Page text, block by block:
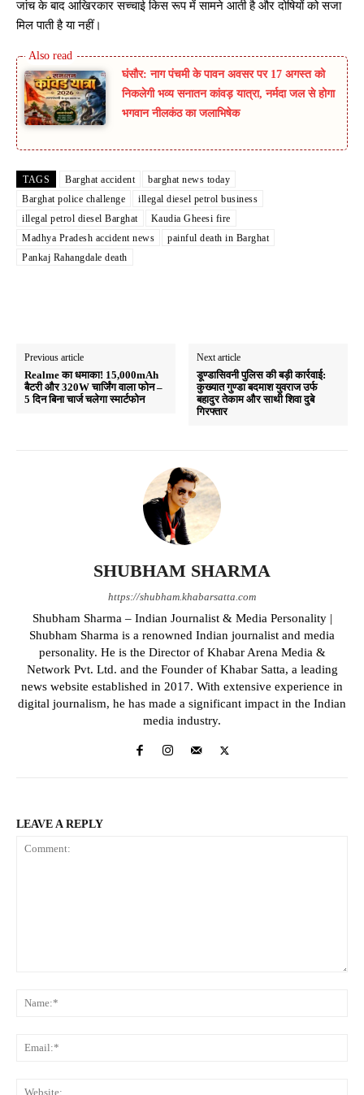
जांच के बाद आखिरकार सच्चाई किस रूप में सामने आती है और दोषियों को सजा
मिल पाती है या नहीं।
घंसौर: नाग पंचमी के पावन अवसर पर 17 अगस्त को
निकलेगी भव्य सनातन कांवड़ यात्रा, नर्मदा जल से होगा
भगवान नीलकंठ का जलाभिषेक
TAGS Barghat accident
barghat news today
Barghat police challenge
illegal diesel petrol business
illegal petrol diesel Barghat
Kaudia Gheesi fire
Madhya Pradesh accident news
painful death in Barghat
Pankaj Rahangdale death
Previous article
Realme का धमाका! 15,000mAh
बैटरी और 320W चार्जिंग वाला फोन –
5 दिन बिना चार्ज चलेगा स्मार्टफोन
Next article
डूण्डासिवनी पुलिस की बड़ी कार्रवाई:
कुख्यात गुण्डा बदमाश युवराज उर्फ
बहादुर तेकाम और साथी शिवा दुबे
गिरफ्तार
SHUBHAM SHARMA
https://shubham.khabarsatta.com
Shubham Sharma – Indian Journalist & Media Personality |
Shubham Sharma is a renowned Indian journalist and media
personality. He is the Director of Khabar Arena Media &
Network Pvt. Ltd. and the Founder of Khabar Satta, a leading
news website established in 2017. With extensive experience in
digital journalism, he has made a significant impact in the Indian
media industry.
LEAVE A REPLY